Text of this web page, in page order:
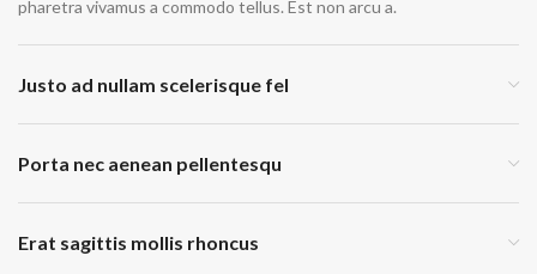
pharetra vivamus a commodo tellus. Est non arcu a.
Justo ad nullam scelerisque fel
Porta nec aenean pellentesqu
Erat sagittis mollis rhoncus